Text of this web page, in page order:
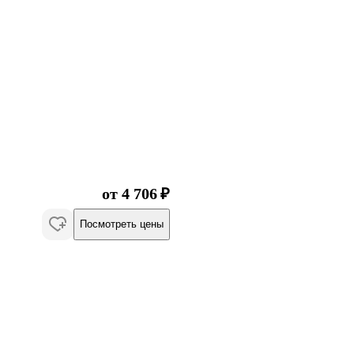
от 4 706 ₽
Посмотреть цены